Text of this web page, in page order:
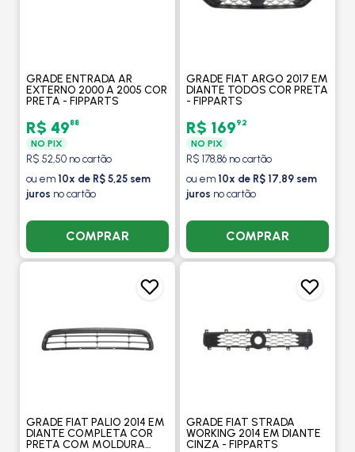
GRADE ENTRADA AR
EXTERNO 2000 A 2005 COR
PRETA - FIPPARTS
R$ 4988
NO PIX
R$ 52,50 no cartão
ou em 10x de R$ 5,25 sem
juros no cartão
COMPRAR
GRADE FIAT ARGO 2017 EM
DIANTE TODOS COR PRETA
- FIPPARTS
R$ 16992
NO PIX
R$ 178,86 no cartão
ou em 10x de R$ 17,89 sem
juros no cartão
COMPRAR
GRADE FIAT PALIO 2014 EM
DIANTE COMPLETA COR
PRETA COM MOLDURA
GRADE FIAT STRADA
WORKING 2014 EM DIANTE
CINZA - FIPPARTS